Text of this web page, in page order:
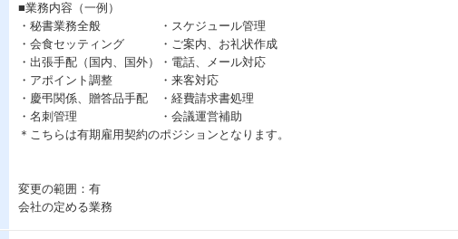
■業務内容（一例）
・秘書業務全般 ・スケジュール管理
・会食セッティング ・ご案内、お礼状作成
・出張手配（国内、国外）・電話、メール対応
・アポイント調整 ・来客対応
・慶弔関係、贈答品手配 ・経費請求書処理
・名刺管理 ・会議運営補助
＊こちらは有期雇用契約のポジションとなります。
変更の範囲：有
会社の定める業務